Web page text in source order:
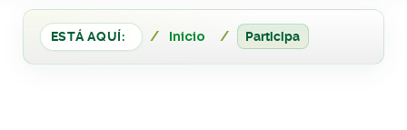
ESTÁ AQUÍ: Inicio Participa